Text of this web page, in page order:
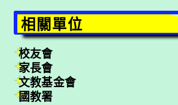
相關單位
校友會
家長會
文教基金會
國教署